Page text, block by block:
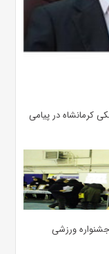
کرمانشاه در پیامی
جشنواره ورزشی